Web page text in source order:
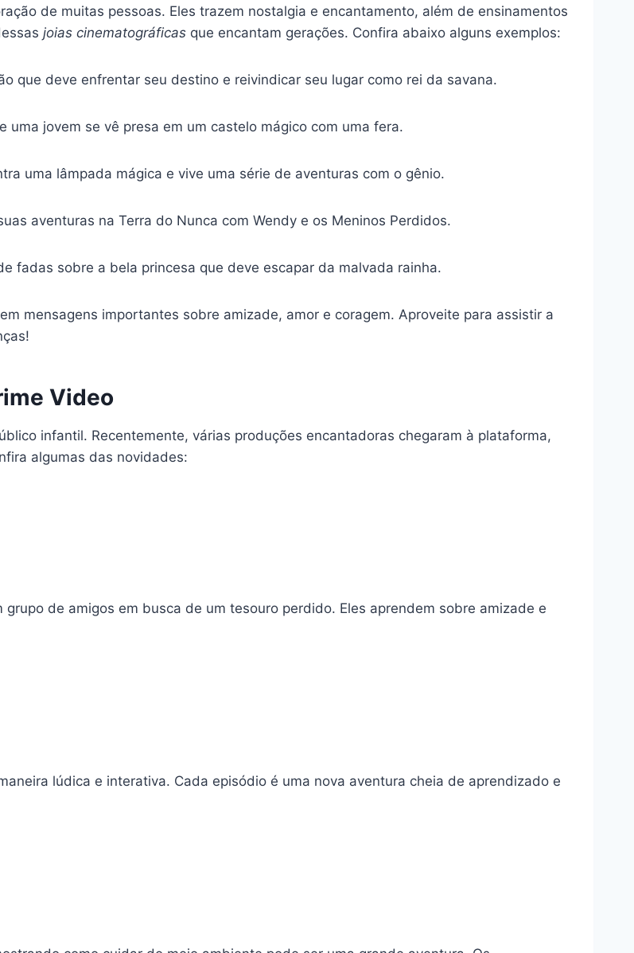
de muitas pessoas. Eles trazem nostalgia e encantamento, além de ensinamentos
joias cinematográficas que encantam gerações. Confira abaixo alguns exemplos:
que deve enfrentar seu destino e reivindicar seu lugar como rei da savana.
uma jovem se vê presa em um castelo mágico com uma fera.
uma lâmpada mágica e vive uma série de aventuras com o gênio.
aventuras na Terra do Nunca com Wendy e os Meninos Perdidos.
fadas sobre a bela princesa que deve escapar da malvada rainha.
mensagens importantes sobre amizade, amor e coragem. Aproveite para assistir a
Video
infantil. Recentemente, várias produções encantadoras chegaram à plataforma,
algumas das novidades:
de amigos em busca de um tesouro perdido. Eles aprendem sobre amizade e
lúdica e interativa. Cada episódio é uma nova aventura cheia de aprendizado e